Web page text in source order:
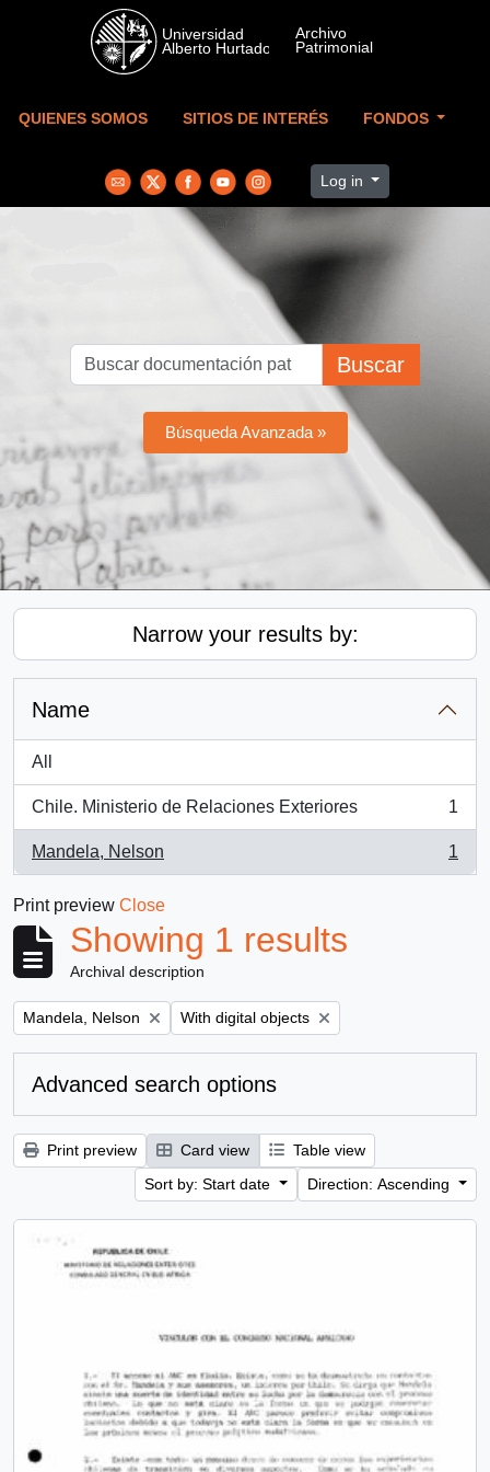
Skip to main content
QUIENES SOMOS SITIOS DE INTERÉS FONDOS
Log in
Buscar
Búsqueda Avanzada »
Narrow your results by:
Name
All
Chile. Ministerio de Relaciones Exteriores
, 1 results
1
Mandela, Nelson
, 1 results
1
Print preview Close
Showing 1 results
Archival description
Remove filter:
Mandela, Nelson Remove filter:
With digital objects
Advanced search options
Print preview Card view
Table view
Sort by: Start date
Direction: Ascending